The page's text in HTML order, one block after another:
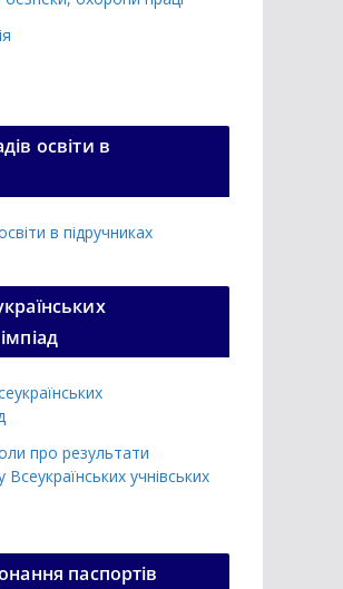
освіти в
в підручниках
про результати
учнівських
паспортів